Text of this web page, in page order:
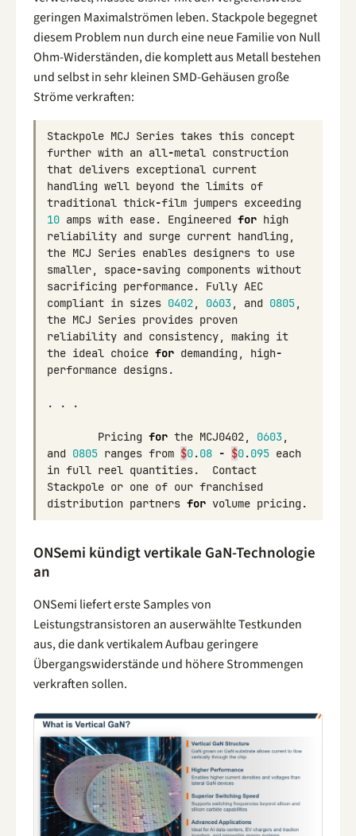
geringen Maximalströmen leben. Stackpole begegnet
diesem Problem nun durch eine neue Familie von Null
Ohm-Widerständen, die komplett aus Metall bestehen
und selbst in sehr kleinen SMD-Gehäusen große
Ströme verkraften:
Stackpole MCJ Series takes this concept
further with an all-metal construction
that delivers exceptional current
handling well beyond the limits of
traditional thick-film jumpers exceeding
10 amps with ease. Engineered for high
reliability and surge current handling ,
the MCJ Series enables designers to use
smaller, space-saving components without
sacrificing performance. Fully AEC
compliant in sizes 0402, 0603, and 0805,
the MCJ Series provides proven
reliability and consistency, making it
the ideal choice for demanding , high-
performance designs.
. . .
Pricing for the MCJ0402, 0603,
and 0805 ranges from $0.08 - $0.095 each
in full reel quantities.
Contact
Stackpole or one of our franchised
distribution partners for volume pricing .
ONSemi kündigt vertikale GaN-Technologie
an
ONSemi liefert erste Samples von
Leistungstransistoren an auserwählte Testkunden
aus, die dank vertikalem Aufbau geringere
Übergangswiderstände und höhere Strommengen
verkraften sollen.